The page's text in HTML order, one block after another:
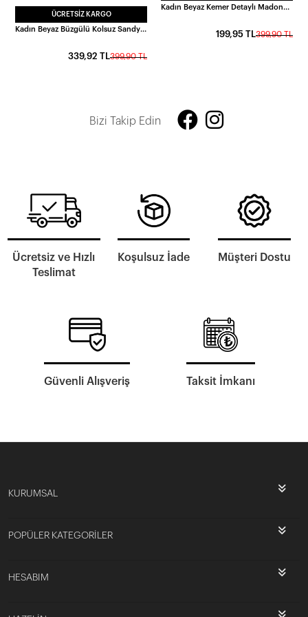
ÜCRETSIZ KARGO
Kadın Beyaz Büzgülü Kolsuz Sandy Bluz HZL26W-FRY122751
399,90 TL
339,92 TL
Kadın Beyaz Kemer Detaylı Madonna Yaka Bluz HZL25S-FRY123161
399,90 TL
199,95 TL
Bizi Takip Edin
Ücretsiz ve Hızlı
Teslimat
Koşulsuz İade Müşteri Dostu
Güvenli Alışveriş Taksit İmkanı
KURUMSAL
POPÜLER KATEGORİLER
HESABIM